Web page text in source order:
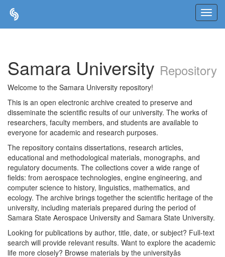
Samara University Repository
Welcome to the Samara University repository!
This is an open electronic archive created to preserve and
disseminate the scientific results of our university. The works of
researchers, faculty members, and students are available to
everyone for academic and research purposes.
The repository contains dissertations, research articles,
educational and methodological materials, monographs, and
regulatory documents. The collections cover a wide range of
fields: from aerospace technologies, engine engineering, and
computer science to history, linguistics, mathematics, and
ecology. The archive brings together the scientific heritage of the
university, including materials prepared during the period of
Samara State Aerospace University and Samara State University.
Looking for publications by author, title, date, or subject? Full-text
search will provide relevant results. Want to explore the academic
life more closely? Browse materials by the universityâs